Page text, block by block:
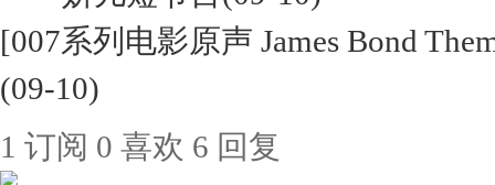
[007系列电影原声 James Bond
(09-10)
1 订阅 0 喜欢 6 回复